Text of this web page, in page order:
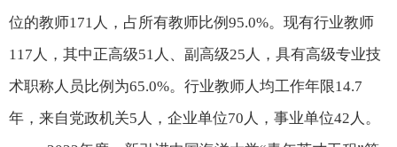
位的教师171 人，占所有教师比例 95.0%。现有行业教师
117 人，其中正高级51 人、副高级25 人，具有高级专业技
术职称人员比例为65.0%。行业教师人均工作年限14.7
年，来自党政机关5 人，企业单位70 人，事业单位42 人。